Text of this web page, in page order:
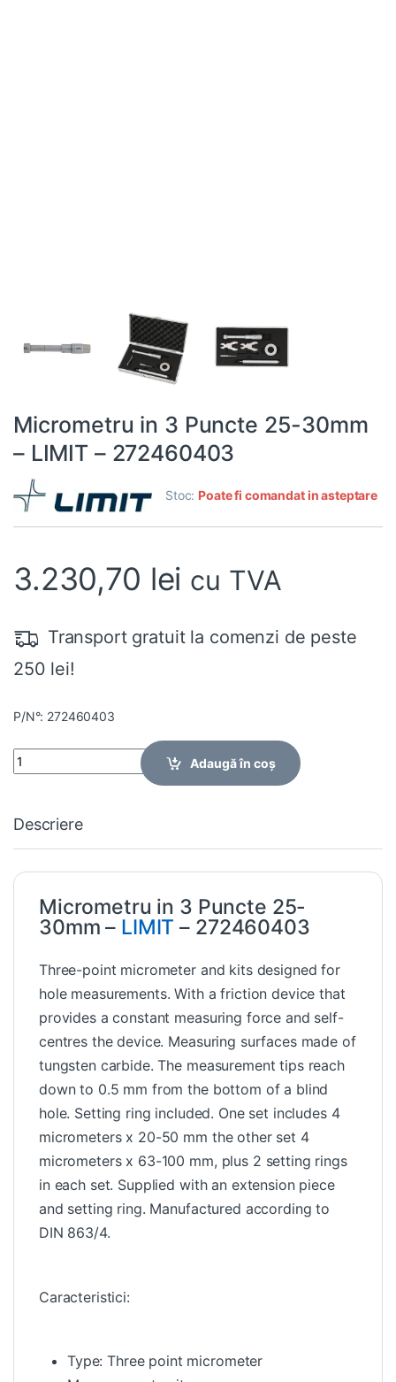
Micrometru in 3 Puncte 25-30mm
– LIMIT – 272460403
Stoc: Poate fi comandat in asteptare
3.230,70 lei cu TVA
Transport gratuit la comenzi de peste
250 lei!
P/N°: 272460403
Quantity
Adaugă în coș
Descriere
Micrometru in 3 Puncte 25-
30mm – LIMIT – 272460403
Three-point micrometer and kits designed for
hole measurements. With a friction device that
provides a constant measuring force and self-
centres the device. Measuring surfaces made of
tungsten carbide. The measurement tips reach
down to 0.5 mm from the bottom of a blind
hole. Setting ring included. One set includes 4
micrometers x 20-50 mm the other set 4
micrometers x 63-100 mm, plus 2 setting rings
in each set. Supplied with an extension piece
and setting ring. Manufactured according to
DIN 863/4.
Caracteristici:
Type: Three point micrometer